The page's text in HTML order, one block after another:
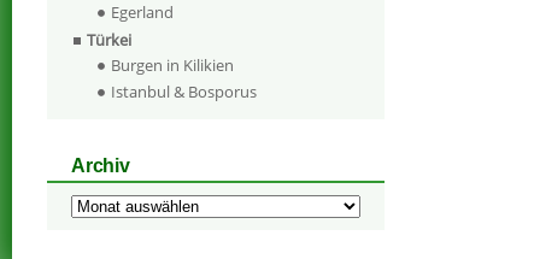
Egerland
Türkei
Burgen in Kilikien
Istanbul & Bosporus
Archiv
Archiv